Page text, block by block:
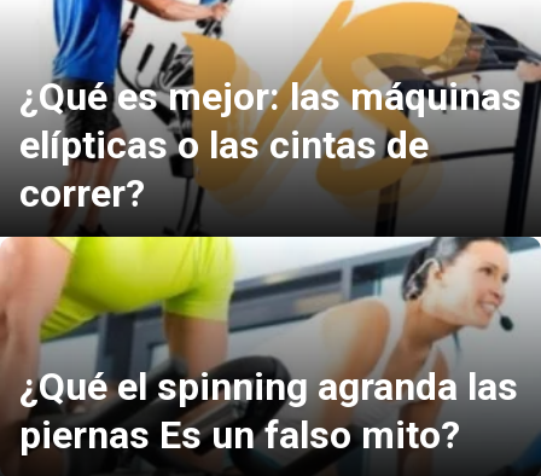
¿Qué es mejor: las máquinas
elípticas o las cintas de
correr?
¿Qué el spinning agranda las
piernas Es un falso mito?